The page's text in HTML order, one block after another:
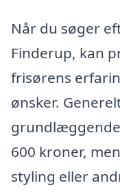
Når du søger
Finderup, kan
frisørens
ønsker.
600 kroner,
styling eller